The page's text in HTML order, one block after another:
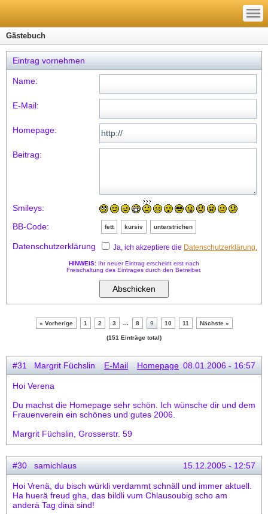
—
—
—
Gästebuch
Eintrag vornehmen
Name:
E-Mail:
Homepage:
Beitrag:
Smileys:
BB-Code:
fett kursiv unterstrichen
Datenschutzerklärung Ja, ich akzeptiere die Datenschutzerklärung.
HINWEIS: Ihr neuer Eintrag erscheint erst nach
Freischaltung des Eintrages durch den Betreiber.
« Vorherige 1 2 3 8 9 10 11 Nächste »
(151 Einträge total)
#31 Margrit Füchslin E-Mail Homepage 08.01.2006 - 16:57
Hoi Verena
Du machst die Homepage sehr schön. Ich wünsche dir und dem
Frauenverein ein schönes und gutes 2006.
Margrit Füchslin, Grosserstr. 59
#30 samichlaus 15.12.2005 - 12:57
Hoi Vrenä, du bisch würkli verdammt schnäll und immer aktuell.
Ha huerä freud gha, das bildli vum Chlausoubig scho am
anderä Tag dinä sind!